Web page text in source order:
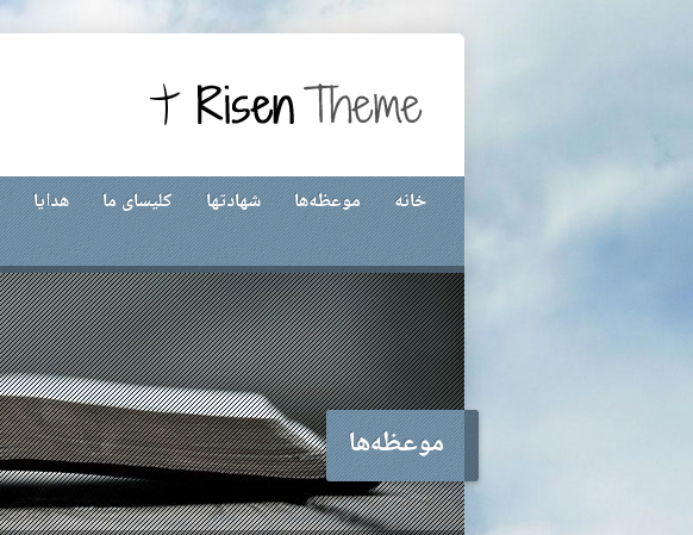
خانه موعظه‌ها شهادتها کلیسای ما هدایا
موعظه‌ها